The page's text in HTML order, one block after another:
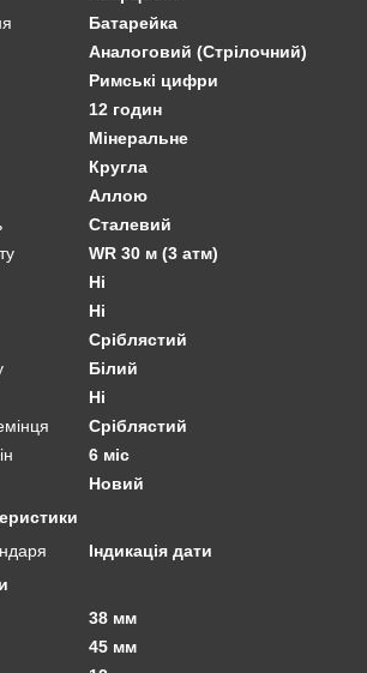
Батарейка
Аналоговий (Стрілочний)
Римські цифри
12 годин
Мінеральне
Кругла
Аллою
Сталевий
WR 30 м (3 атм)
Ні
Ні
Сріблястий
Білий
Ні
Сріблястий
6 міс
Новий
Індикація дати
38 мм
45 мм